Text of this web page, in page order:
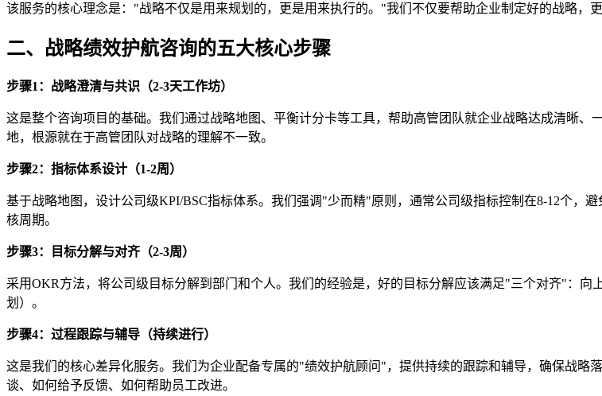
该服务的核心理念是："战略不仅是用来规划的，更是用来执行的。"我们不仅要帮助企业制定好的战略，
二、战略绩效护航咨询的五大核心步骤
步骤1：战略澄清与共识（2-3天工作坊）
这是整个咨询项目的基础。我们通过战略地图、平衡计分卡等工具，帮助高管团队就企业战略达成清晰
地，根源就在于高管团队对战略的理解不一致。
步骤2：指标体系设计（1-2周）
基于战略地图，设计公司级KPI/BSC指标体系。我们强调"少而精"原则，通常公司级指标控制在8-12个，
核周期。
步骤3：目标分解与对齐（2-3周）
采用OKR方法，将公司级目标分解到部门和个人。我们的经验是，好的目标分解应该满足"三个对齐"：
划）。
步骤4：过程跟踪与辅导（持续进行）
这是我们的核心差异化服务。我们为企业配备专属的"绩效护航顾问"，提供持续的跟踪和辅导，确保战
谈、如何给予反馈、如何帮助员工改进。